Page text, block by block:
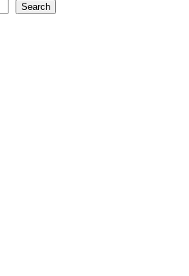
Search